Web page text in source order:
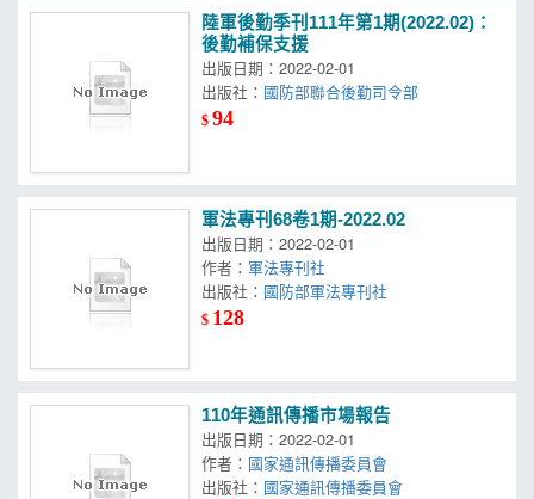
陸軍後勤季刊111年第1期(2022.02)：
後勤補保支援
出版日期：2022-02-01
出版社：
$94
軍法專刊68卷1期-2022.02
出版日期：2022-02-01
作者： 軍法專刊社
出版社：
$ 128
110年通訊傳播市場報告
出版日期：2022-02-01
作者： 國家通訊傳播委員會
出版社：